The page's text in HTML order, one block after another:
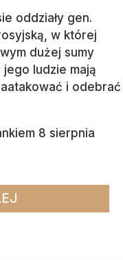
oddziały gen.
w której
dużej sumy
jego ludzie mają
i odebrać
8 sierpnia